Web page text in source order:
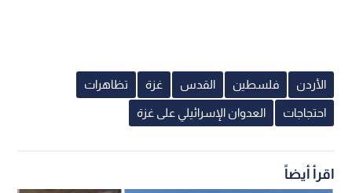
الأردن فلسطين القدس غزة تظاهرات
احتجاجات العدوان الإسرائيلي على غزة
اقرأ أيضاً